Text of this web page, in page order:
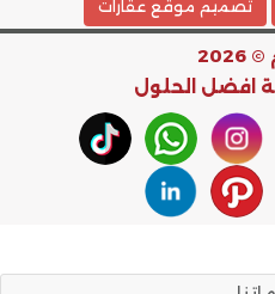
تصميم موقع عقارات
افضل الحلول